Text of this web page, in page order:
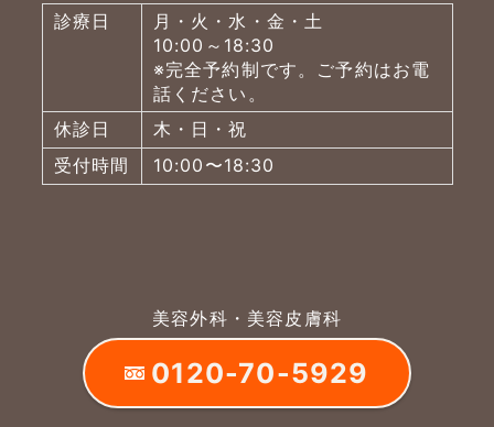
診療日
月・火・水・金・土
10:00～18:30
※完全予約制です。ご予約はお電
話ください。
休診日
木・日・祝
受付時間
10:00〜18:30
美容外科・美容皮膚科
0120-70-5929